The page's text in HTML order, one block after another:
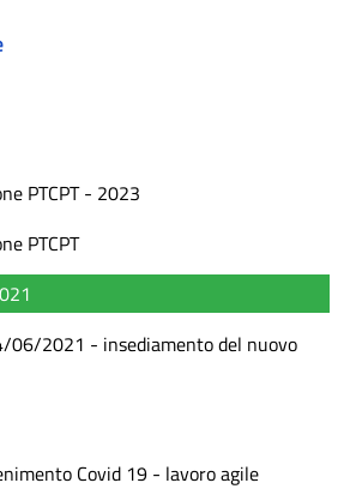
PTCPT - 2023
PTCPT
06/2021 - insediamento del nuovo
Covid 19 - lavoro agile